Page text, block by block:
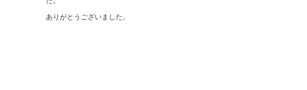
ありがとうございました。